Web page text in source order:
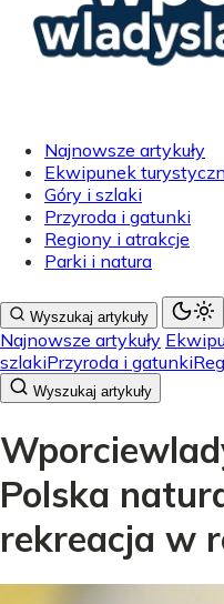
Najnowsze artykuły
Ekwipunek
Góry i szlaki
Przyroda i gatunki
Regiony i atrakcje
Parki i natura
Wyszukaj artykuły
Najnowsze artykuły
szlakiPrzyroda i gatunki
Wyszukaj artykuły
Polska
rekreacja w